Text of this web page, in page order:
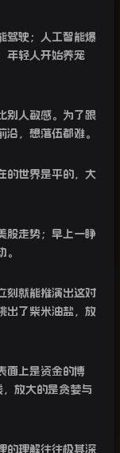
驾驶；人工智能爆
年轻人开始养宠
别人敏感。为了跟
沿，想落伍都难。
世界是平的，大
股走势；早上一睁
刻就能推演出这对
出了柴米油盐，放
面上是资金的博
，放大的是贪婪与
的理解往往极其深